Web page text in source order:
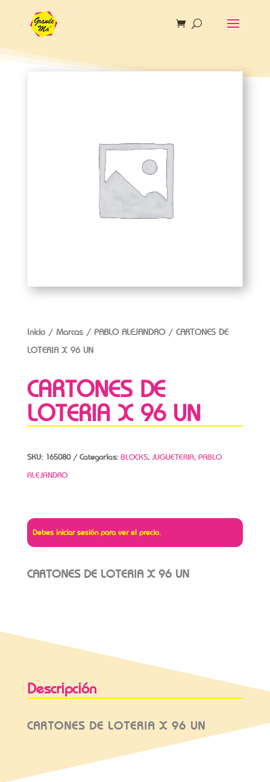
Inicio/ Marcas/ PABLO ALEJANDRO/ CARTONES DE
LOTERIA X 96 UN
CARTONES DE
LOTERIA X 96 UN
SKU: 165080 Categorías: BLOCKS, JUGUETERIA, PABLO
ALEJANDRO
Debes iniciar sesión para ver el precio.
CARTONES DE LOTERIA X 96 UN
Descripción
CARTONES DE LOTERIA X 96 UN